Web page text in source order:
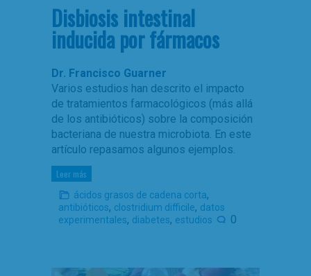
Disbiosis intestinal
inducida por fármacos
Dr. Francisco Guarner
Varios estudios han descrito el impacto
de tratamientos farmacológicos (más allá
de los antibióticos) sobre la composición
bacteriana de nuestra microbiota. En este
artículo repasamos algunos ejemplos.
Leer más
ácidos grasos de cadena corta,
antibióticos, clostridium difficile, datos
experimentales, diabetes, estudios 0